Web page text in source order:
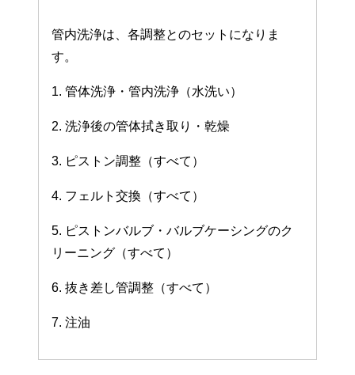
管内洗浄は、各調整とのセットになりま
す。
1. 管体洗浄・管内洗浄（水洗い）
2. 洗浄後の管体拭き取り・乾燥
3. ピストン調整（すべて）
4. フェルト交換（すべて）
5. ピストンバルブ・バルブケーシングのク
リーニング（すべて）
6. 抜き差し管調整（すべて）
7. 注油